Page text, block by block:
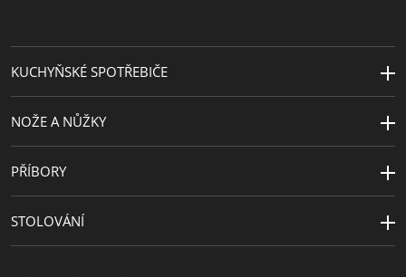
Návrhář
WMF Atelier
KUCHYŇSKÉ SPOTŘEBIČE
NOŽE A NŮŽKY
PŘÍBORY
STOLOVÁNÍ